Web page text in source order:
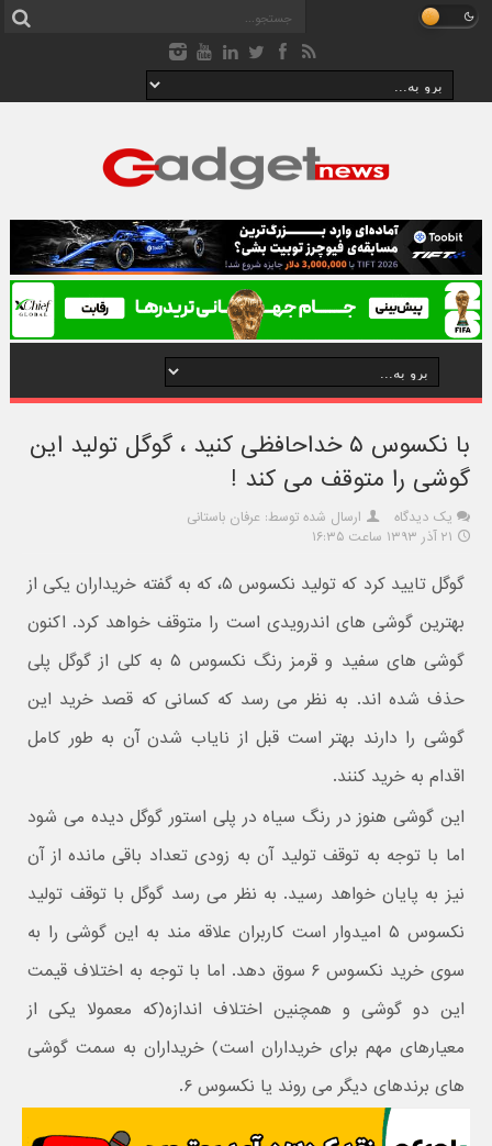
با نکسوس ۵ خداحافظی کنید ، گوگل تولید این
گوشی را متوقف می کند !
یک دیدگاه
ارسال شده توسط: عرفان باستانی
۲۱ آذر ۱۳۹۳ ساعت ۱۶:۳۵
گوگل تایید کرد که تولید نکسوس ۵، که به گفته خریداران یکی از
بهترین گوشی های اندرویدی است را متوقف خواهد کرد. اکنون
گوشی های سفید و قرمز رنگ نکسوس ۵ به کلی از گوگل پلی
حذف شده اند. به نظر می رسد که کسانی که قصد خرید این
گوشی را دارند بهتر است قبل از نایاب شدن آن به طور کامل
اقدام به خرید کنند.
این گوشی هنوز در رنگ سیاه در پلی استور گوگل دیده می شود
اما با توجه به توقف تولید آن به زودی تعداد باقی مانده از آن
نیز به پایان خواهد رسید. به نظر می رسد گوگل با توقف تولید
نکسوس ۵ امیدوار است کاربران علاقه مند به این گوشی را به
سوی خرید نکسوس ۶ سوق دهد. اما با توجه به اختلاف قیمت
این دو گوشی و همچنین اختلاف اندازه(که معمولا یکی از
معیارهای مهم برای خریداران است) خریداران به سمت گوشی
های برندهای دیگر می روند یا نکسوس ۶.